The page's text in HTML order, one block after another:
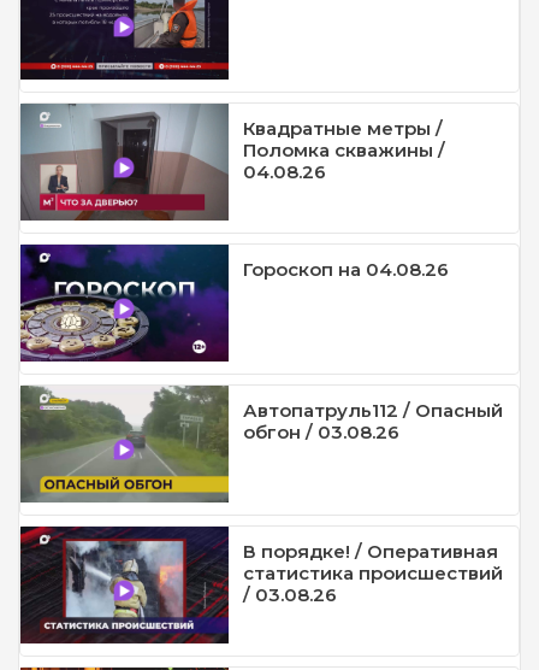
Квадратные метры /
Поломка скважины /
04.08.26
Гороскоп на 04.08.26
Автопатруль112 / Опасный
обгон / 03.08.26
В порядке! / Оперативная
статистика происшествий
/ 03.08.26